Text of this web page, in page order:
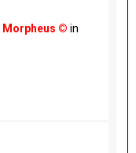
Morpheus © in